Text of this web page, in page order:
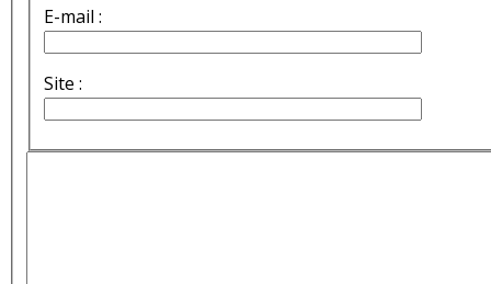
E-mail :
Site :